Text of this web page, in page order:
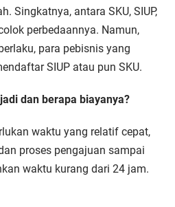
Singkatnya, antara SKU, SIUP,
perbedaannya. Namun,
para pebisnis yang
SIUP atau pun SKU.
dan berapa biayanya?
waktu yang relatif cepat,
proses pengajuan sampai
waktu kurang dari 24 jam.